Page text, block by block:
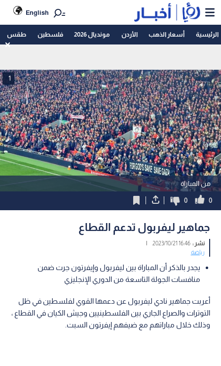
English
الرئيسية أسعار الذهب الأردن مونديال 2026 فلسطين طقس
من المباراة
1
0
0
جماهير ليفربول تدعم القطاع
نشر :16:46 2023/10/21
|
رياضة
يجدر بالذكر أن المباراة بين ليفربول وإيفرتون جرت ضمن
منافسات الجولة التاسعة من الدوري الإنجليزي
أعربت جماهير نادي ليفربول عن دعمها القوي لفلسطين في ظل
التوترات والصراع الجاري بين الفلسطينيين وجيش الكيان في القطاع ،
وذلك خلال مباراتهم مع ضيفهم إيفرتون السبت.